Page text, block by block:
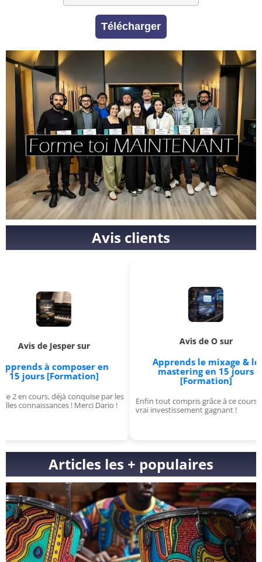
Télécharger
Avis clients
Jesper sur
à composer en
[Formation]
déjà conquise par les
! Merci Dario !
Avis de O sur
Apprends le mixage & le
mastering en 15 jours
[Formation]
Enfin tout compris grâce à ce cours, un
vrai investissement gagnant !
Articles les + populaires